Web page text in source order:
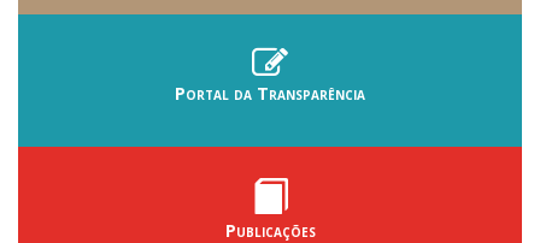
Portal da Transparência
Publicações